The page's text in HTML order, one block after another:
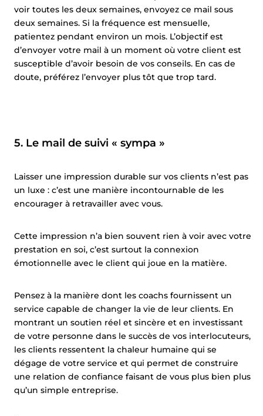
voir toutes les deux semaines, envoyez ce mail sous
deux semaines. Si la fréquence est mensuelle,
patientez pendant environ un mois. L’objectif est
d’envoyer votre mail à un moment où votre client est
susceptible d’avoir besoin de vos conseils. En cas de
doute, préférez l’envoyer plus tôt que trop tard.
5. Le mail de suivi « sympa »
Laisser une impression durable sur vos clients n’est pas
un luxe : c’est une manière incontournable de les
encourager à retravailler avec vous.
Cette impression n’a bien souvent rien à voir avec votre
prestation en soi, c’est surtout la connexion
émotionnelle avec le client qui joue en la matière.
Pensez à la manière dont les coachs fournissent un
service capable de changer la vie de leur clients. En
montrant un soutien réel et sincère et en investissant
de votre personne dans le succès de vos interlocuteurs,
les clients ressentent la chaleur humaine qui se
dégage de votre service et qui permet de construire
une relation de confiance faisant de vous plus bien plus
qu’un simple entreprise.